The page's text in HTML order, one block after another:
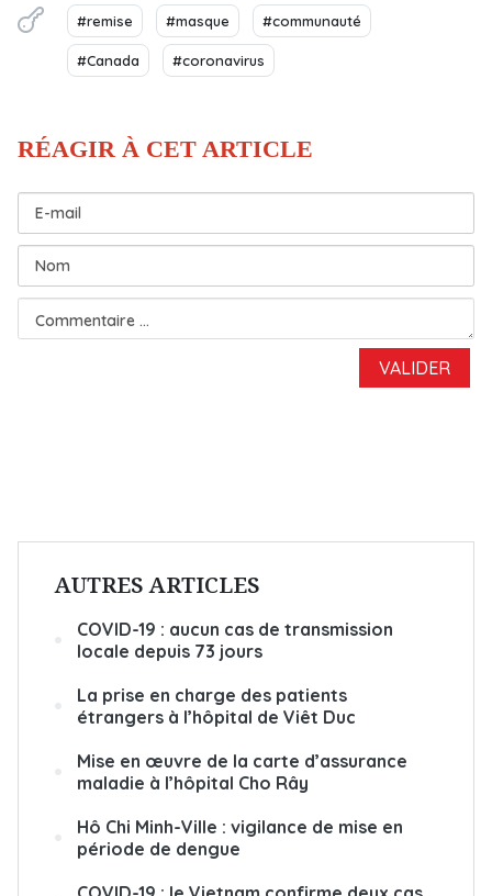
#remise #masque #communauté
#Canada #coronavirus
AUTRES ARTICLES
COVID-19 : aucun cas de transmission
locale depuis 73 jours
La prise en charge des patients
étrangers à l’hôpital de Viêt Duc
Mise en œuvre de la carte d’assurance
maladie à l’hôpital Cho Rây
Hô Chi Minh-Ville : vigilance de mise en
période de dengue